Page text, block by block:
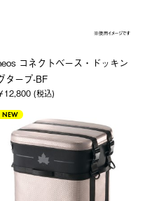
コネクトベース・ドッキン
タープ-BF
12,800 (税込)
NEW